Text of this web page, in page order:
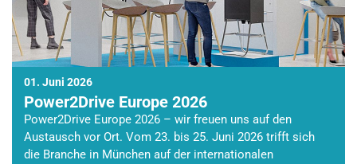
01. Juni 2026
Power2Drive Europe 2026
Power2Drive Europe 2026 – wir freuen uns auf den
Austausch vor Ort. Vom 23. bis 25. Juni 2026 trifft sich
die Branche in München auf der internationalen